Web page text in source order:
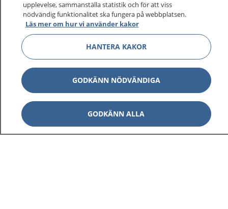
1177 ger dig råd när du vill må bättre.
1177 på flera språk Visa
Om 1177 Visa
Kontakt Visa
upplevelse, sammanställa statistik och för att viss
nödvändig funktionalitet ska fungera på webbplatsen.
Läs mer om hur vi använder kakor
HANTERA KAKOR
GODKÄNN NÖDVÄNDIGA
GODKÄNN ALLA